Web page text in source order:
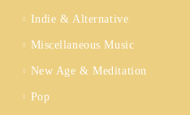
Indie & Alternative
Miscellaneous Music
New Age & Meditation
Pop